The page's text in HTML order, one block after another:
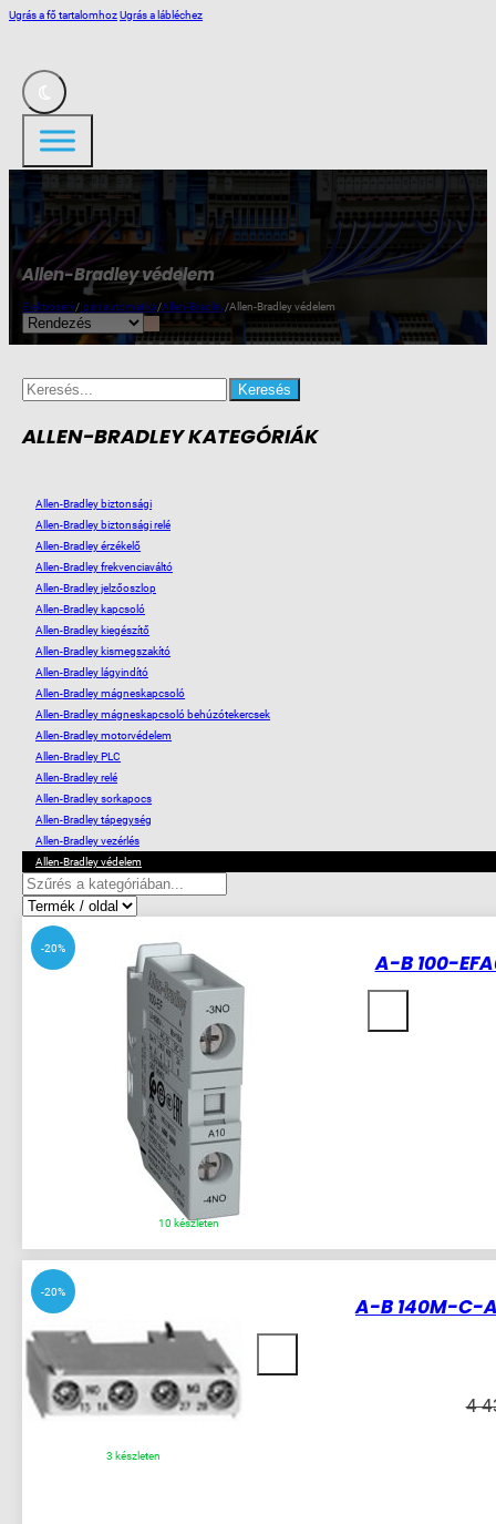
Ugrás a fő tartalomhozUgrás a lábléchez
Allen-Bradley védelem
Elektroserv/Ipari automatika/Allen-Bradley/Allen-Bradley védelem
Search
for:
ALLEN-BRADLEY KATEGÓRIÁK
Allen-Bradley biztonsági
Allen-Bradley biztonsági relé
Allen-Bradley érzékelő
Allen-Bradley frekvenciaváltó
Allen-Bradley jelzőoszlop
Allen-Bradley kapcsoló
Allen-Bradley kiegészítő
Allen-Bradley kismegszakító
Allen-Bradley lágyindító
Allen-Bradley mágneskapcsoló
Allen-Bradley mágneskapcsoló behúzótekercsek
Allen-Bradley motorvédelem
Allen-Bradley PLC
Allen-Bradley relé
Allen-Bradley sorkapocs
Allen-Bradley tápegység
Allen-Bradley vezérlés
Allen-Bradley védelem
10 készleten
-20%
A-B 100-
3 készleten
-20%
A-B 140M-C-
4